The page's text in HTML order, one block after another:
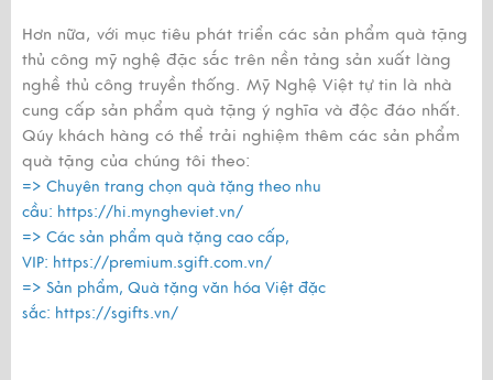
Hơn nữa, với mục tiêu phát triển các sản phẩm quà tặng
thủ công mỹ nghệ đặc sắc trên nền tảng sản xuất làng
nghề thủ công truyền thống. Mỹ Nghệ Việt tự tin là nhà
cung cấp sản phẩm quà tặng ý nghĩa và độc đáo nhất.
Qúy khách hàng có thể trải nghiệm thêm các sản phẩm
quà tặng của chúng tôi theo:
=> Chuyên trang chọn quà tặng theo nhu
cầu: https://hi.myngheviet.vn/
=> Các sản phẩm quà tặng cao cấp,
VIP: https://premium.sgift.com.vn/
=> Sản phẩm, Quà tặng văn hóa Việt đặc
sắc: https://sgifts.vn/